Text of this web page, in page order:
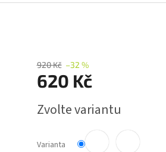
920 Kč –32 %
620 Kč
cena:
Zvolte variantu
Varianta